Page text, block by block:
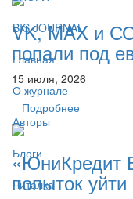
BIS JOURNAL
Главная
О журнале
Авторы
Блоги
Читалка
VK, MAX и
попали под
15 июля, 2026
Подробнее
«ЮниКредит
попыток